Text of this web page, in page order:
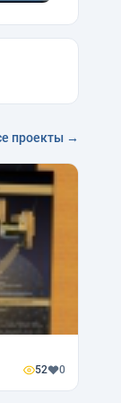
проекты →
52 0